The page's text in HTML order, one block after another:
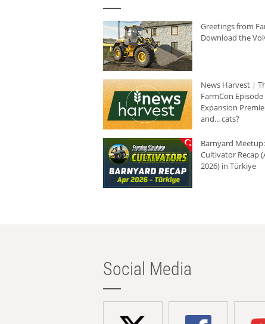
Greetings from
Download the
News Harvest |
FarmCon
Expansion
and... cats?
Barnyard Meetup:
Cultivator Recap
2026) in Türkiye
Social Media